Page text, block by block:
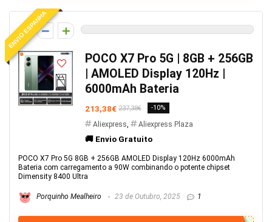
ENVIO ESPANHA
0
POCO X7 Pro 5G | 8GB + 256GB
| AMOLED Display 120Hz |
6000mAh Bateria
213,38€ 237,38€ -10%
Aliexpress, Aliexpress Plaza
🚚 Envio Gratuito
POCO X7 Pro 5G 8GB + 256GB AMOLED Display 120Hz 6000mAh
Bateria com carregamento a 90W combinando o potente chipset
Dimensity 8400 Ultra
Porquinho Mealheiro 23 de Outubro, 2025 1